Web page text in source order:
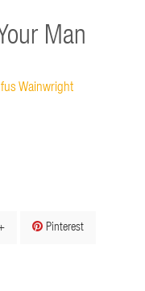
Man
Wainwright
Pinterest